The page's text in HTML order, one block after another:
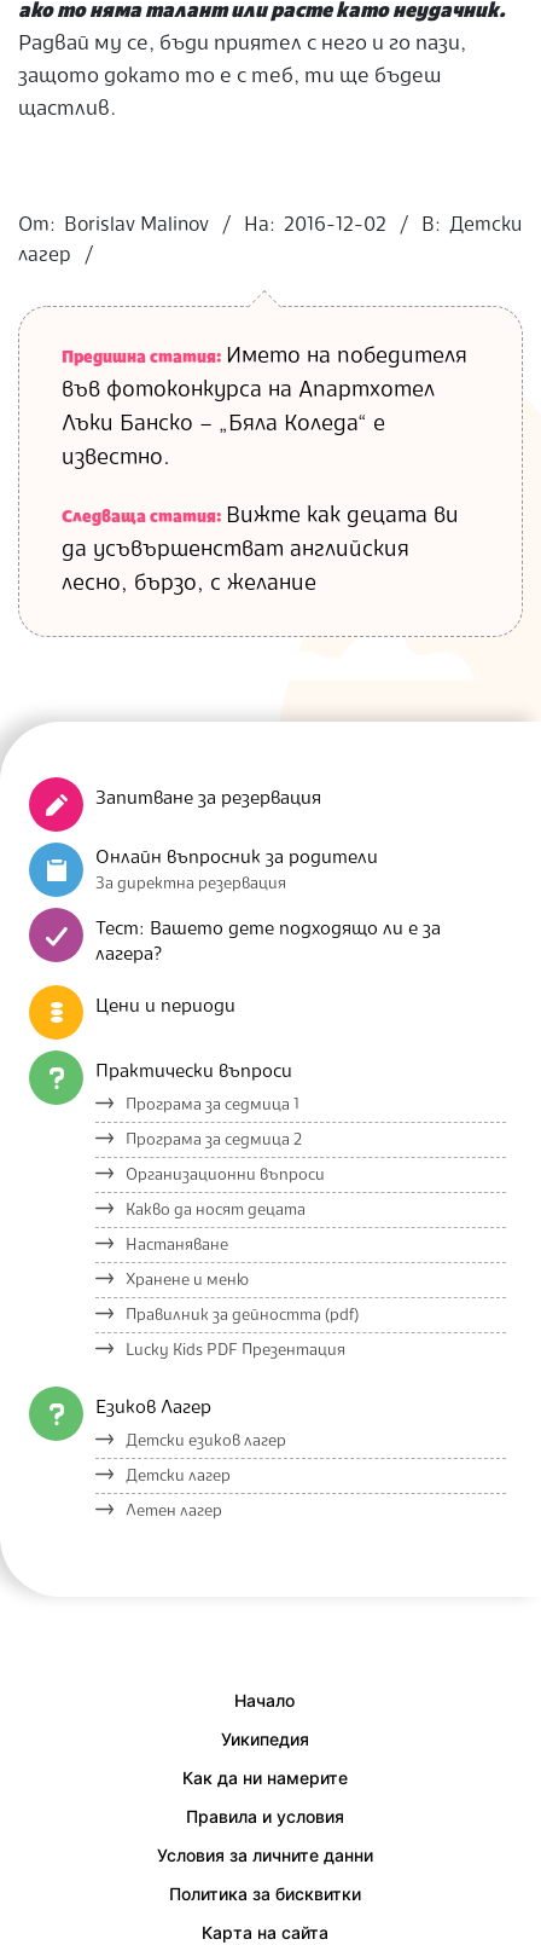
ако то няма талант или расте като неудачник.
Радвай му се, бъди приятел с него и го пази,
защото докато то е с теб, ти ще бъдеш
щастлив.
12-
02
От: Borislav Malinov На: 2016-12-02 В: Детски
лагер
Предишна статия: Името на победителя
във фотоконкурса на Апартхотел
Лъки Банско – „Бяла Коледа“ е
известно.
Следваща статия: Вижте как децата ви
да усъвършенстват английския
лесно, бързо, с желание
Запитване за резервация
Онлайн въпросник за родители
За директна резервация
Тест: Вашето дете подходящо ли е за
лагера?
Цени и периоди
Практически въпроси
Програма за седмица 1
Програма за седмица 2
Организационни въпроси
Какво да носят децата
Настаняване
Хранене и меню
Правилник за дейността (pdf)
Lucky Kids PDF Презентация
Езиков Лагер
Детски езиков лагер
Детски лагер
Летен лагер
Начало
Уикипедия
Как да ни намерите
Правила и условия
Условия за личните данни
Политика за бисквитки
Карта на сайта